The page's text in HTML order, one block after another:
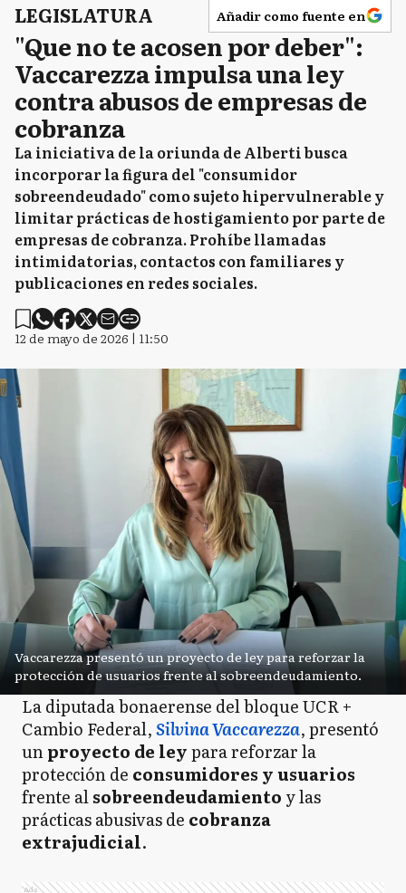
LEGISLATURA Añadir como fuente en
"Que no te acosen por deber":
Vaccarezza impulsa una ley
contra abusos de empresas de
cobranza
La iniciativa de la oriunda de Alberti busca
incorporar la figura del "consumidor
sobreendeudado" como sujeto hipervulnerable y
limitar prácticas de hostigamiento por parte de
empresas de cobranza. Prohíbe llamadas
intimidatorias, contactos con familiares y
publicaciones en redes sociales.
12 de mayo de 2026 | 11:50
Vaccarezza presentó un proyecto de ley para reforzar la
protección de usuarios frente al sobreendeudamiento.
La diputada bonaerense del bloque UCR +
Cambio Federal,Silvina Vaccarezza, presentó
unproyecto de leypara reforzar la
protección de consumidores y usuarios
frente alsobreendeudamiento y las
prácticas abusivas de cobranza
extrajudicial.
Ads